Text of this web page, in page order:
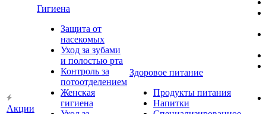
Акции
Гигиена
Защита от
насекомых
Уход за зубами
и полостью рта
Контроль за
потоотделением
Женская
гигиена
Здоровое питание
Продукты питания
Напитки